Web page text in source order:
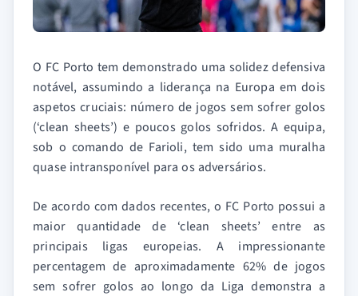
O FC Porto tem demonstrado uma solidez defensiva
notável, assumindo a liderança na Europa em dois
aspetos cruciais: número de jogos sem sofrer golos
(‘clean sheets’) e poucos golos sofridos. A equipa,
sob o comando de Farioli, tem sido uma muralha
quase intransponível para os adversários.
De acordo com dados recentes, o FC Porto possui a
maior quantidade de ‘clean sheets’ entre as
principais ligas europeias. A impressionante
percentagem de aproximadamente 62% de jogos
sem sofrer golos ao longo da Liga demonstra a